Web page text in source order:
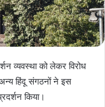
व्यवस्था को लेकर विरोध
हिंदू संगठनों ने इस
किया।